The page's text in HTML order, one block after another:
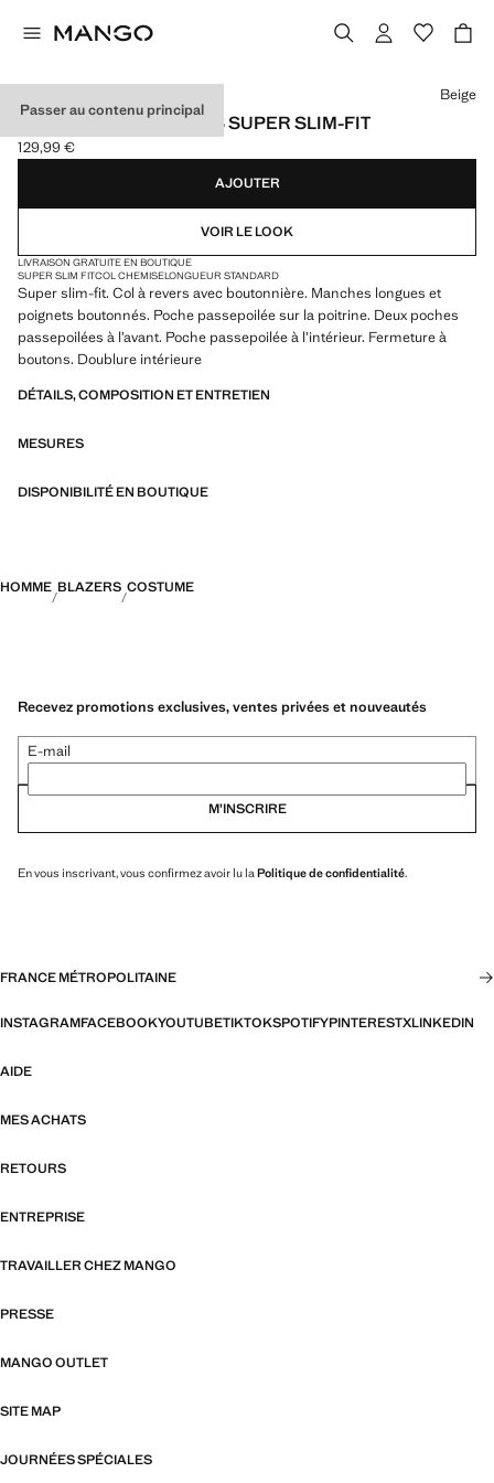
Passer au contenu principal
VESTE COSTUME PARÍS SUPER SLIM-FIT
Prix actuel [129,99 € ]
129,99 €
Choisissez une couleur
Beige
AJOUTER
VOIR LE LOOK
LIVRAISON GRATUITE EN BOUTIQUE
SUPER SLIM FITCOL CHEMISELONGUEUR STANDARD
Super slim-fit. Col à revers avec boutonnière. Manches longues et
poignets boutonnés. Poche passepoilée sur la poitrine. Deux poches
passepoilées à l’avant. Poche passepoilée à l’intérieur. Fermeture à
boutons. Doublure intérieure
DÉTAILS, COMPOSITION ET ENTRETIEN
MESURES
DISPONIBILITÉ EN BOUTIQUE
HOMME BLAZERS COSTUME
Recevez promotions exclusives, ventes privées et nouveautés
E-mail
M’INSCRIRE
En vous inscrivant, vous confirmez avoir lu la Politique de confidentialité.
FRANCE MÉTROPOLITAINE
INSTAGRAMFACEBOOKYOUTUBETIKTOKSPOTIFYPINTERESTXLINKEDIN
AIDE
MES ACHATS
RETOURS
ENTREPRISE
TRAVAILLER CHEZ MANGO
PRESSE
MANGO OUTLET
SITE MAP
JOURNÉES SPÉCIALES